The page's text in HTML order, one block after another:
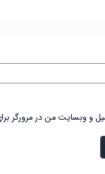
و وبسایت من در مرورگر